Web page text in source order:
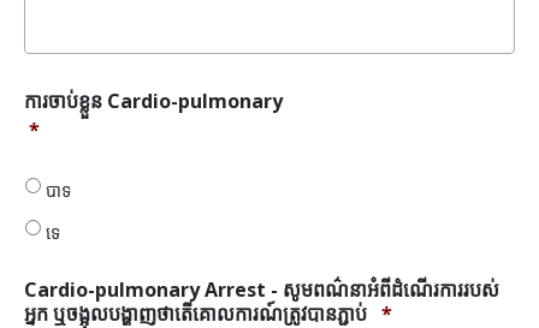
ការ
ចាប់
pulmonary
*
ការចាប់ខ្លួន Cardio-pulmonary
*
បាទ
ទេ
Cardio-pulmonary Arrest - សូមពណ៌នាអំពីដំណើរការរបស់
អ្នក ឬចង្អុលបង្ហាញថាតើគោលការណ៍ត្រូវបានភ្ជាប់ *